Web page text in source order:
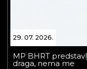
29. 07. 2026.
MP BHRT
draga, nema me